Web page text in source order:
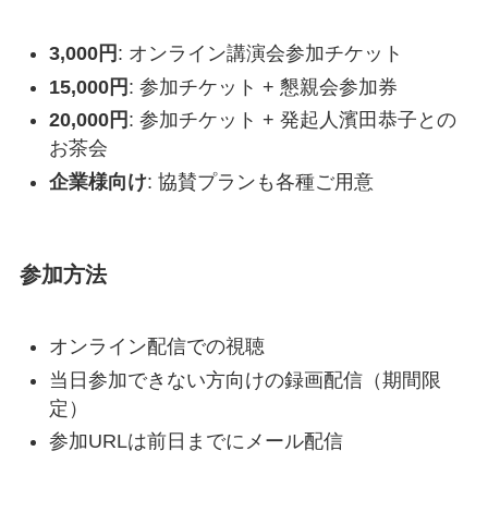
3,000円 : オンライン講演会参加チケット
15,000円 : 参加チケット + 懇親会参加券
20,000円 : 参加チケット + 発起人濱田恭子との
お茶会
企業様向け: 協賛プランも各種ご用意
参加方法
オンライン配信での視聴
当日参加できない方向けの録画配信（期間限
定）
参加URLは前日までにメール配信